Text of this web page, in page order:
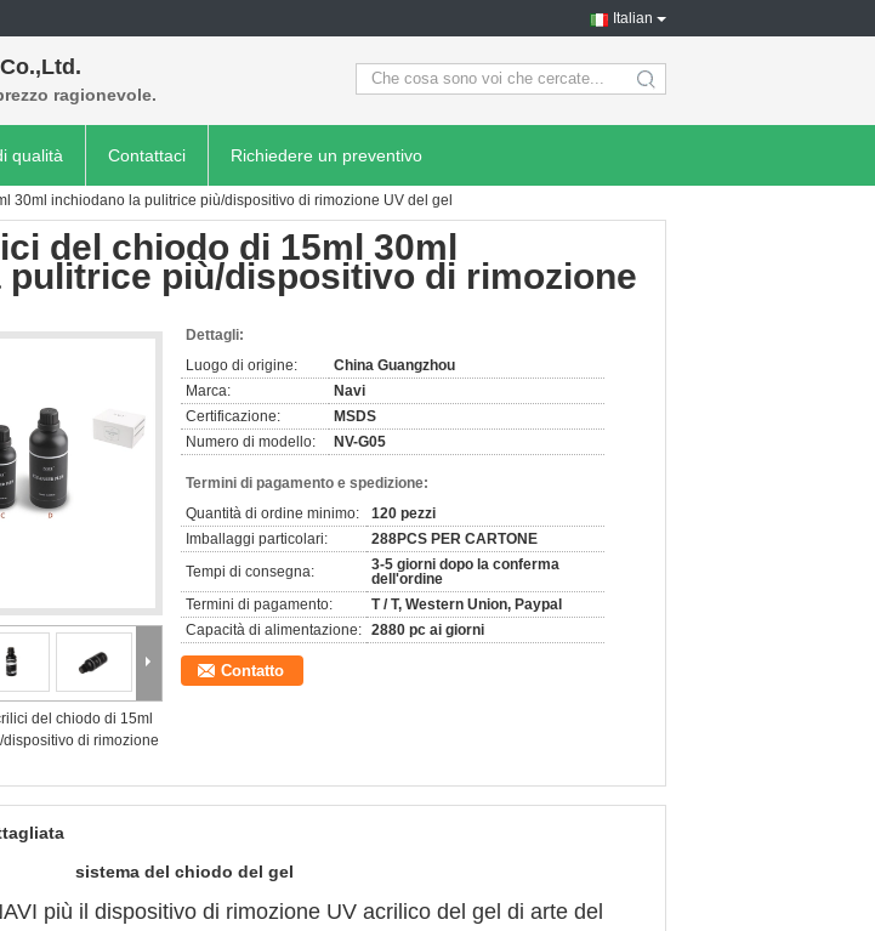
Italian
ragionevole. search
qualità Contattaci Richiedere un preventivo
30ml inchiodano la pulitrice più/dispositivo di rimozione UV del gel
del chiodo di 15ml 30ml
pulitrice più/dispositivo di rimozione
del chiodo di 15ml
di rimozione
Dettagli:
Luogo di origine:
China Guangzhou
Marca:
Navi
Certificazione:
MSDS
Numero di modello:
NV-G05
Termini di pagamento e spedizione:
Quantità di ordine minimo:
120 pezzi
Imballaggi particolari:
288PCS PER CARTONE
Tempi di consegna:
3-5 giorni dopo la conferma
dell'ordine
Termini di pagamento:
T / T, Western Union, Paypal
Capacità di alimentazione: 2880 pc ai giorni
Contatto
sistema del chiodo del gel
più il dispositivo di rimozione UV acrilico del gel di arte del